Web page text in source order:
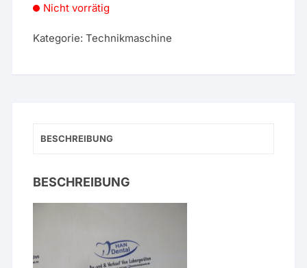
Nicht vorrätig
Kategorie:Technikmaschine
BESCHREIBUNG
BESCHREIBUNG